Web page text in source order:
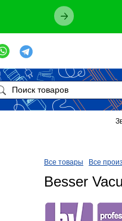
Все товары Все
Besser